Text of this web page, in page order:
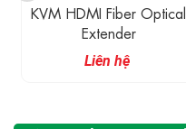
KVM HDMI Fiber Optical
Extender
Liên hệ